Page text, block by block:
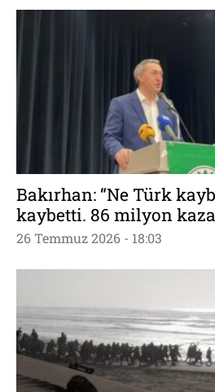
Bakırhan: “Ne Türk
kaybetti. 86 milyon
26 Temmuz 2026 - 18:03